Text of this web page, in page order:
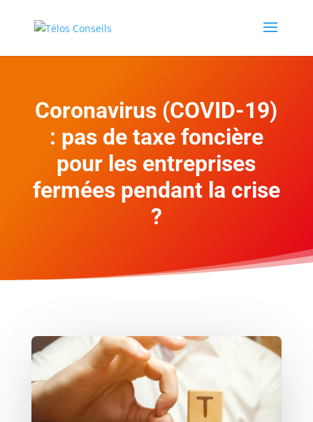
Coronavirus (COVID-19)
: pas de taxe foncière
pour les entreprises
fermées pendant la crise
?